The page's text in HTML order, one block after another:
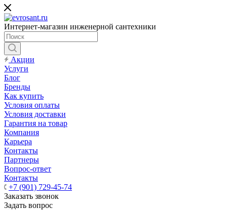
Интернет-магазин инженерной сантехники
Акции
Услуги
Блог
Бренды
Как купить
Условия оплаты
Условия доставки
Гарантия на товар
Компания
Карьера
Контакты
Партнеры
Вопрос-ответ
Контакты
+7 (901) 729-45-74
Заказать звонок
Задать вопрос